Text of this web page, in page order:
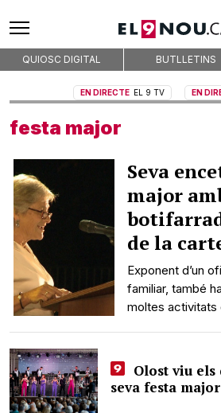
QUIOSC DIGITAL BUTLLETINS
EN DIRECTE EL 9 TV EN
festa major
Seva
major
de la
Exponent d’un
familiar, també
moltes activitats
Olost viu
seva festa major